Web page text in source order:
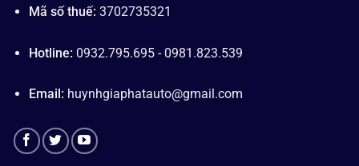
Mã số thuế: 3702735321
Hotline: 0932.795.695 - 0981.823.539
Email: huynhgiaphatauto@gmail.com